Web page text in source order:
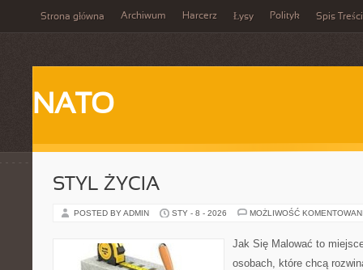
Strona główna Archiwum Harcerz Łysy Polityk Spis Treści
NATO
STYL ŻYCIA
POSTED BY ADMIN STY - 8 - 2026 MOŻLIWOŚĆ
Jak Się Malować to
osobach, które chcą